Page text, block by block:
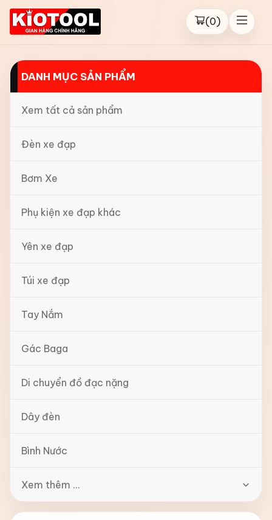
(0)
DANH MỤC SẢN PHẨM
Xem tất cả sản phẩm
Đèn xe đạp
Bơm Xe
Phụ kiện xe đạp khác
Yên xe đạp
Túi xe đạp
Tay Nắm
Gác Baga
Di chuyển đồ đạc nặng
Dây đèn
Bình Nước
Xem thêm ...